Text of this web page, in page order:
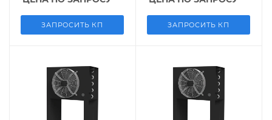
ЗАПРОСИТЬ КП ЗАПРОСИТЬ КП